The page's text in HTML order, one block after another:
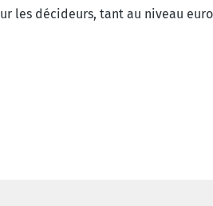
les décideurs, tant au niveau